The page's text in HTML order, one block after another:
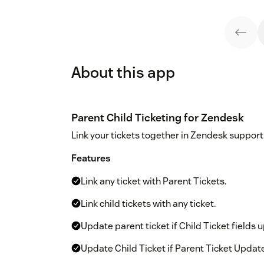
About this app
Parent Child Ticketing for Zendesk
Link your tickets together in Zendesk
Features
Link any ticket with Parent Tickets.
Link child tickets with any ticket.
Update parent ticket if Child Ticket fields
Update Child Ticket if Parent Ticket